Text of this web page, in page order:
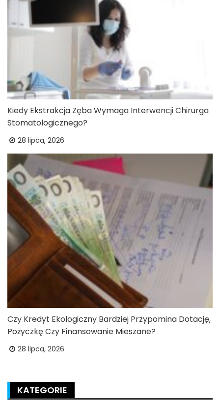
Kiedy Ekstrakcja Zęba Wymaga Interwencji Chirurga
Stomatologicznego?
28 lipca, 2026
Czy Kredyt Ekologiczny Bardziej Przypomina Dotację,
Pożyczkę Czy Finansowanie Mieszane?
28 lipca, 2026
KATEGORIE